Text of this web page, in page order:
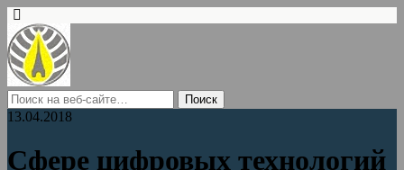
13.04.2018
Сфере цифровых технологий